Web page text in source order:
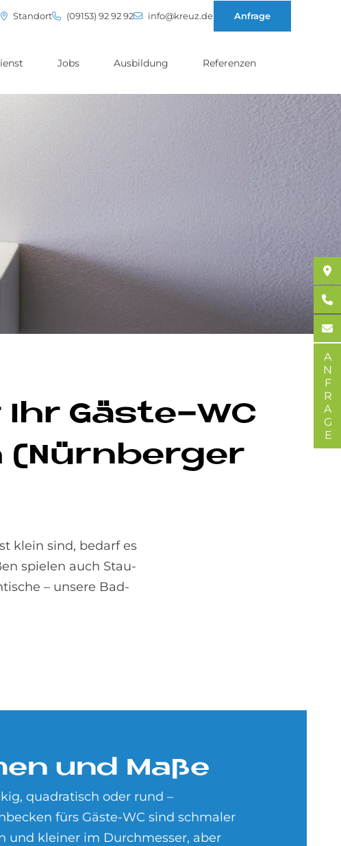
Standort (09153) 92 92 92 info@kreuz.de Anfrage
Jobs Ausbildung Referenzen
Gä­ste-WC
(Nürn­ber­ger
klein sind, be­darf es
spielen auch Stau­
– unsere Bad-
und Maße
quadratisch oder rund –
fürs Gäste-WC sind schmaler
und kleiner im Durchmesser, aber
ANFRAGE